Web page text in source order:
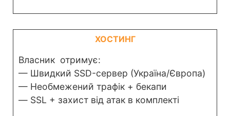
ХОСТИНГ
Власник отримує:
— Швидкий SSD-сервер (Україна/Європа)
— Необмежений трафік + бекапи
— SSL + захист від атак в комплекті